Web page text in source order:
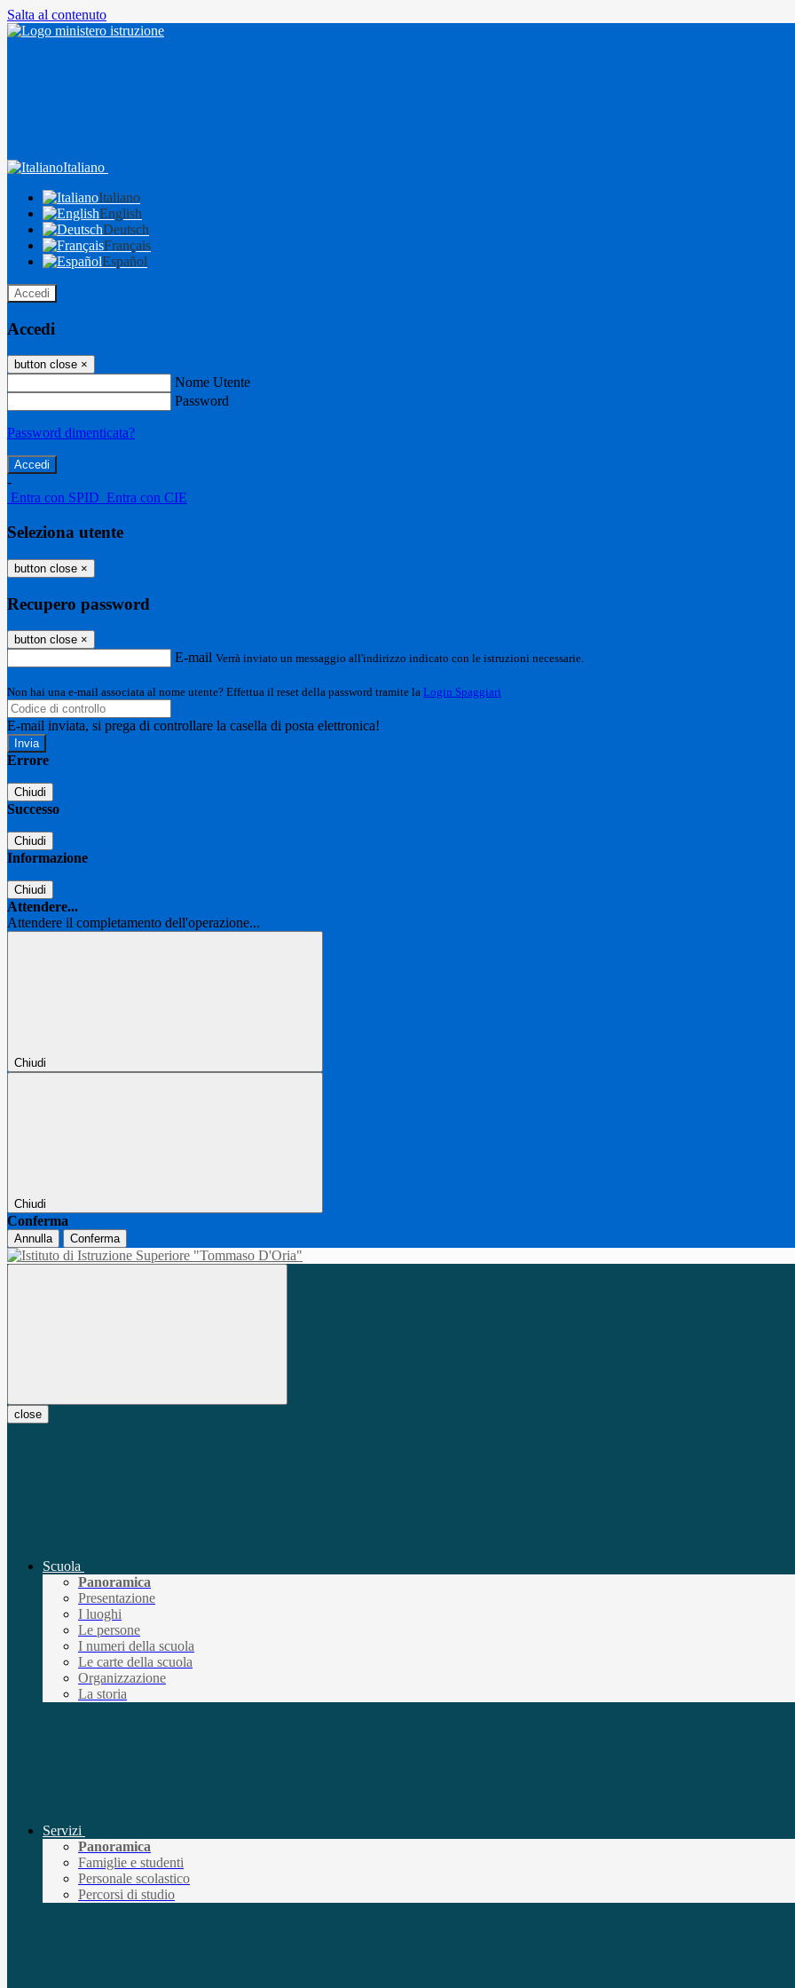
Salta al contenuto
Italiano
Italiano
English
Deutsch
Français
Español
Accedi
Accedi
button close ×
Nome Utente
Password
Password dimenticata?
-
Entra con SPID Entra con CIE
Seleziona utente
button close ×
Recupero password
button close ×
E-mail Verrà inviato un messaggio all'indirizzo indicato con le istruzioni necessarie.
Non hai una e-mail associata al nome utente? Effettua il reset della password tramite la Login Spaggiari
E-mail inviata, si prega di controllare la casella di posta elettronica!
Errore
Chiudi
Successo
Chiudi
Informazione
Chiudi
Attendere...
Attendere il completamento dell'operazione...
Chiudi
Chiudi
Conferma
Annulla Conferma
close
Scuola
Panoramica
Presentazione
I luoghi
Le persone
I numeri della scuola
Le carte della scuola
Organizzazione
La storia
Servizi
Panoramica
Famiglie e studenti
Personale scolastico
Percorsi di studio